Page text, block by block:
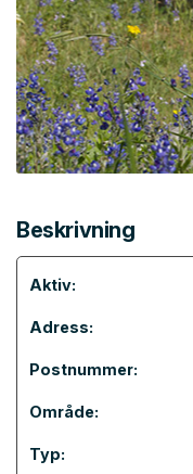
Beskrivning
Aktiv:
Adress:
Postnummer:
Område:
Typ: